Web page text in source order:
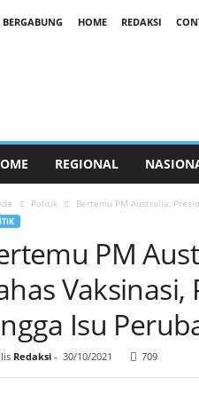
HOME REDAKSI
REGIONAL
Politik Bertemu PM Australia,
PM
Isu
Redaksi- 30/10/2021 709